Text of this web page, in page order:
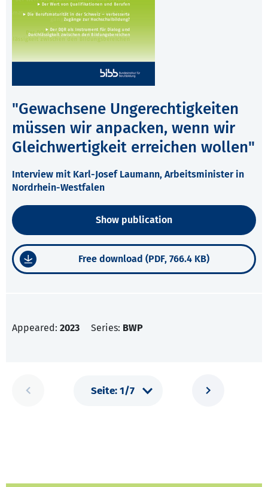
"Gewachsene Ungerechtigkeiten
müssen wir anpacken, wenn wir
Gleichwertigkeit erreichen wollen"
Interview mit Karl-Josef Laumann, Arbeitsminister in
Nordrhein-Westfalen
Show publication
Free download (PDF, 766.4 KB)
Appeared: 2023 Series: BWP